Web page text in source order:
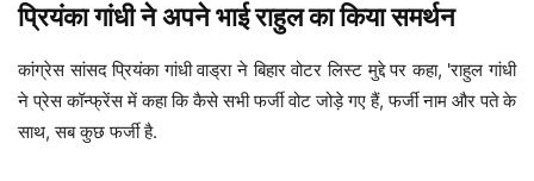
प्रियंका गांधी ने अपने भाई राहुल का किया समर्थन
कांग्रेस सांसद प्रियंका गांधी वाड्रा ने बिहार वोटर लिस्ट मुद्दे पर कहा, 'राहुल गांधी
ने प्रेस कॉन्फ्रेंस में कहा कि कैसे सभी फर्जी वोट जोड़े गए हैं, फर्जी नाम और पते के
साथ, सब कुछ फर्जी है.